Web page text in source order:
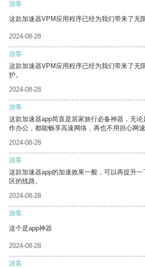
游客
这款加速器VPM应用程序已经为我们带来了无
2024-08-28
游客
这款加速器VPM应用程序已经为我们带来了无
护。
2024-08-28
游客
这款加速器app简直是居家旅行必备神器，无
作办公，都能畅享高速网络，再也不用担心网速
2024-08-28
游客
这款加速器app的加速效果一般，可以再提升
区的线路。
2024-08-28
游客
这个是app神器
2024-08-28
游客